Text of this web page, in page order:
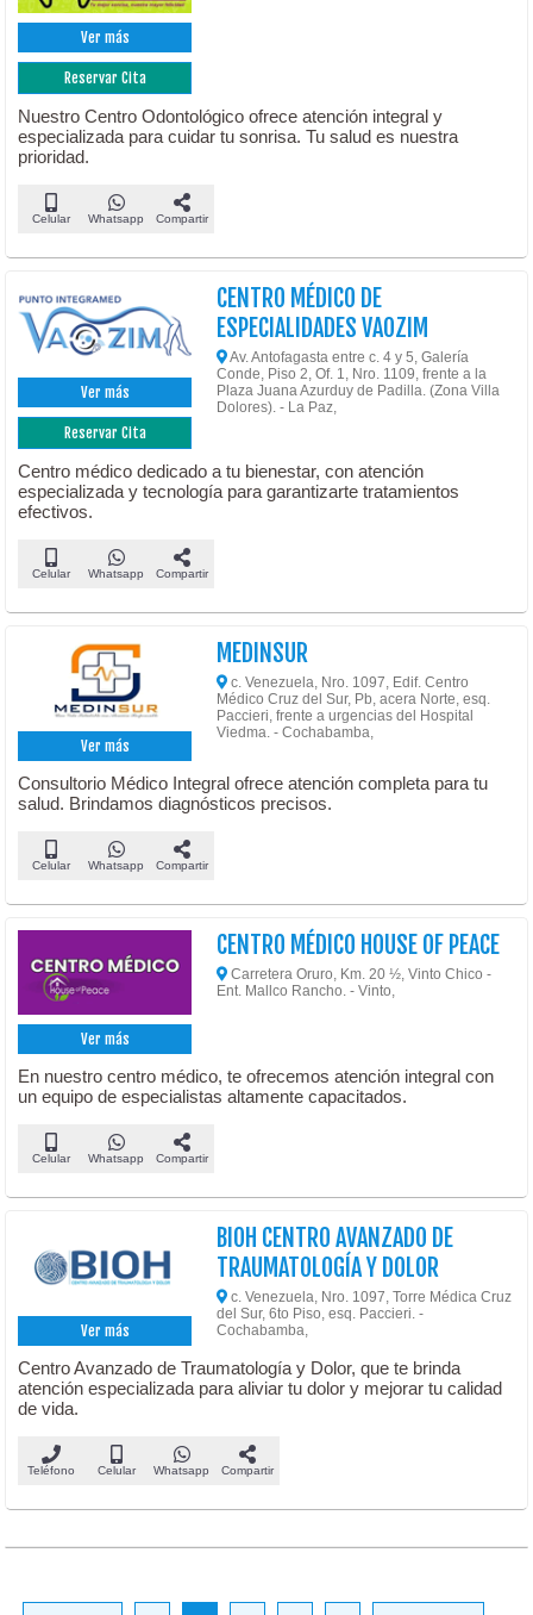
Ver más
Reservar Cita
Nuestro Centro Odontológico ofrece atención integral y
especializada para cuidar tu sonrisa. Tu salud es nuestra
prioridad.
Celular Whatsapp Compartir
Ver más
Reservar Cita
CENTRO MÉDICO DE
ESPECIALIDADES VAOZIM
Av. Antofagasta entre c. 4 y 5, Galería
Conde, Piso 2, Of. 1, Nro. 1109, frente a la
Plaza Juana Azurduy de Padilla. (Zona Villa
Dolores). - La Paz,
Centro médico dedicado a tu bienestar, con atención
especializada y tecnología para garantizarte tratamientos
efectivos.
Celular Whatsapp Compartir
Ver más
MEDINSUR
c. Venezuela, Nro. 1097, Edif. Centro
Médico Cruz del Sur, Pb, acera Norte, esq.
Paccieri, frente a urgencias del Hospital
Viedma. - Cochabamba,
Consultorio Médico Integral ofrece atención completa para tu
salud. Brindamos diagnósticos precisos.
Celular Whatsapp Compartir
Ver más
CENTRO MÉDICO HOUSE OF PEACE
Carretera Oruro, Km. 20 ½, Vinto Chico -
Ent. Mallco Rancho. - Vinto,
En nuestro centro médico, te ofrecemos atención integral con
un equipo de especialistas altamente capacitados.
Celular Whatsapp Compartir
Ver más
BIOH CENTRO AVANZADO DE
TRAUMATOLOGÍA Y DOLOR
c. Venezuela, Nro. 1097, Torre Médica Cruz
del Sur, 6to Piso, esq. Paccieri. -
Cochabamba,
Centro Avanzado de Traumatología y Dolor, que te brinda
atención especializada para aliviar tu dolor y mejorar tu calidad
de vida.
Teléfono Celular Whatsapp Compartir